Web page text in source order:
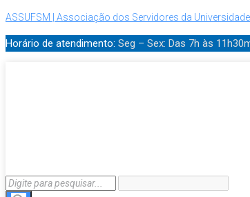
ASSUFSM | Associação dos Servidores da
Horário de atendimento: Seg – Sex: Das 7h às